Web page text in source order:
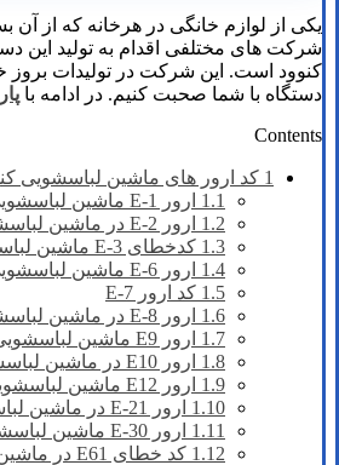
یکی از لوازم خانگی در هرخانه که از
شرکت های مختلفی اقدام به تولید این
کنوود است. این شرکت در تولیدات بروز
دستگاه با شما صحبت کنیم. در ادامه با
Contents
1 کد ارور های ماشین لباسشویی
1.1 ارور E-1 ماشین لباسشویی کنوو
1.2 ارور E-2 در ماشین لباسشویی کنوود
1.3 کدخطای E-3 ماشین لباسشویی کنوود
1.4 ارور E-6 ماشین لباسشویی کنوود
1.5 کد ارور E-7
1.6 ارور E-8 در ماشین لباسشویی کنوود
1.7 ارور E9 ماشین لباسشویی کنوود
1.8 ارور E10 در ماشین لباسشویی کنوود
1.9 ارور E12 ماشین لباسشویی کنوود
1.10 ارور E-21 در ماشین لباسشویی کنوود
1.11 ارور E-30 ماشین لباسشویی کنوود
1.12 کد خطای E61 در ماشین لباسشویی کنوود